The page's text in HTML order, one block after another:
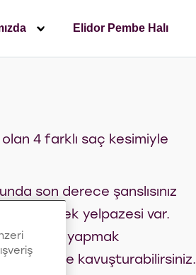
Elidor Pembe Halı
4 farklı saç kesimiyle
son derece şanslısınız
seçenek yelpazesi var.
değişiklik yapmak
görünüme kavuşturabilirsiniz.